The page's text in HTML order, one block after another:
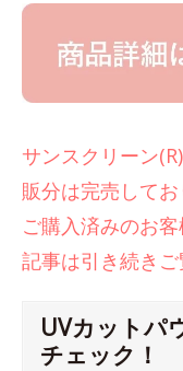
サンスクリーン
販分は完売してお
ご購入済みのお
記事は引き続きご
UVカットパ
チェック！